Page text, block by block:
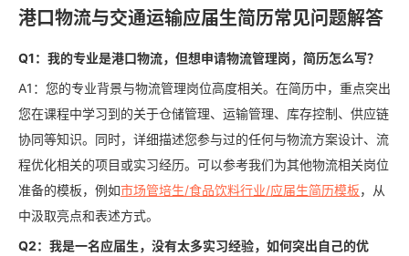
港口物流与交通运输应届生简历常见问题解答
Q1：我的专业是港口物流，但想申请物流管理岗，简历怎么写？
A1：您的专业背景与物流管理岗位高度相关。在简历中，重点突出
您在课程中学习到的关于仓储管理、运输管理、库存控制、供应链
协同等知识。同时，详细描述您参与过的任何与物流方案设计、流
程优化相关的项目或实习经历。可以参考我们为其他物流相关岗位
准备的模板，例如市场管培生/食品饮料行业/应届生简历模板，从
中汲取亮点和表述方式。
Q2：我是一名应届生，没有太多实习经验，如何突出自己的优